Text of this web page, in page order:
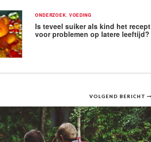
ONDERZOEK VOEDING
Is teveel suiker als kind het recept
voor problemen op latere leeftijd?
VOLGEND BERICHT